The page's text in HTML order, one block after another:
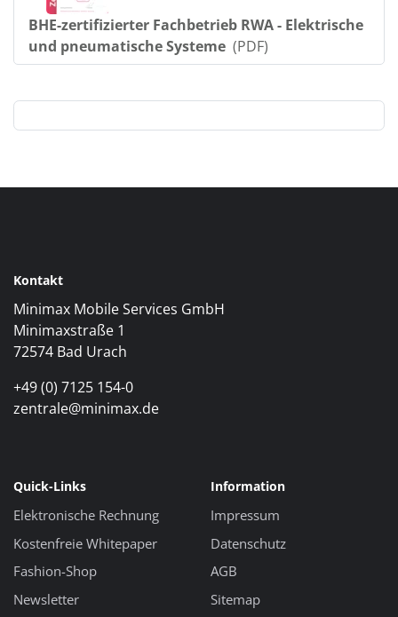
BHE-zertifizierter Fachbetrieb RWA - Elektrische
und pneumatische Systeme (PDF)
Kontakt
Minimax Mobile Services GmbH
Minimaxstraße 1
72574 Bad Urach
+49 (0) 7125 154-0
zentrale@minimax.de
Quick-Links
Elektronische Rechnung
Kostenfreie Whitepaper
Fashion-Shop
Newsletter
Information
Impressum
Datenschutz
AGB
Sitemap